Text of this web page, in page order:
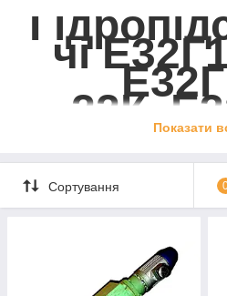
чі
22К,
23К, Показати
Сортування